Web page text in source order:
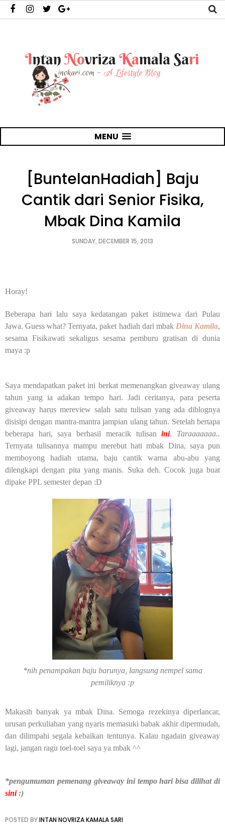
MENU
[BuntelanHadiah] Baju
Cantik dari Senior Fisika,
Mbak Dina Kamila
SUNDAY, DECEMBER 15, 2013
Horay!
Beberapa hari lalu saya kedatangan paket istimewa dari Pulau
Jawa. Guess what? Ternyata, paket hadiah dari mbak Dina Kamila,
sesama Fisikawati sekaligus sesama pemburu gratisan di dunia
maya :p
Saya mendapatkan paket ini berkat memenangkan giveaway ulang
tahun yang ia adakan tempo hari. Jadi ceritanya, para peserta
giveaway harus mereview salah satu tulisan yang ada diblognya
disisipi dengan mantra-mantra jampian ulang tahun. Setelah bertapa
beberapa hari, saya berhasil meracik tulisanini. Taraaaaaaa..
Ternyata tulisannya mampu merebut hati mbak Dina, saya pun
memboyong hadiah utama, baju cantik warna abu-abu yang
dilengkapi dengan pita yang manis. Suka deh. Cocok juga buat
dipake PPL semester depan :D
*nih penampakan baju barunya, langsung nempel sama
pemiliknya :p
Makasih banyak ya mbak Dina. Semoga rezekinya diperlancar,
urusan perkuliahan yang nyaris memasuki babak akhir dipermudah,
dan dilimpahi segala kebaikan tentunya. Kalau ngadain giveaway
lagi, jangan ragu toel-toel saya ya mbak ^^
*pengumuman pemenang giveaway ini tempo hari bisa dilihat di
sini:)
POSTED BYINTAN NOVRIZA KAMALA SARI